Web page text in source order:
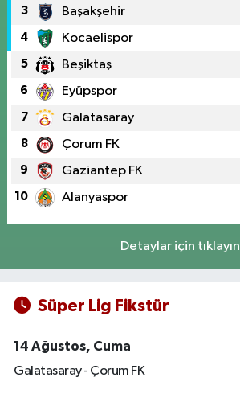
3 Başakşehir
4 Kocaelispor
5 Beşiktaş
6 Eyüpspor
7 Galatasaray
8 Çorum FK
9 Gaziantep FK
10 Alanyaspor
Detaylar için tıklayın
Süper Lig Fikstür
14 Ağustos, Cuma
Galatasaray - Çorum FK